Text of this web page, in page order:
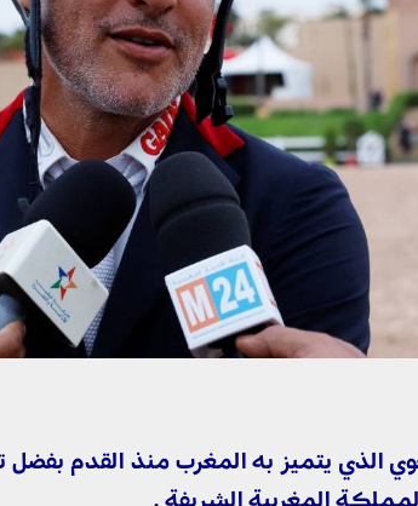
الذي يتميز به المغرب منذ القدم
المغربية الشريفة .